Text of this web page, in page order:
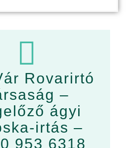
Rovarirtó
–
ágyi
irtás –
953 6318